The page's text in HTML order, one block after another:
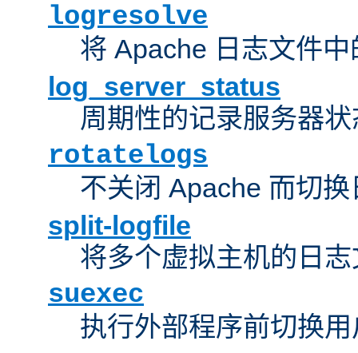
logresolve
将 Apache 日志文件
log_server_status
周期性的记录服务器
rotatelogs
不关闭 Apache 而切
split-logfile
将多个虚拟主机的日
suexec
执行外部程序前切换